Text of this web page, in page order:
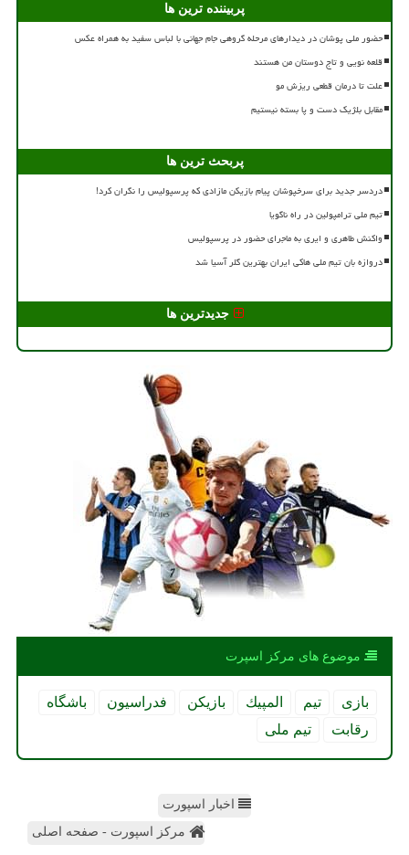
پربیننده ترین ها
حضور ملی پوشان در دیدارهای مرحله گروهی جام جهانی با لباس سفید به همراه عکس
قلعه نویی و تاج دوستان من هستند
علت تا درمان قطعی ریزش مو
مقابل بلژیک دست و پا بسته نیستیم
پربحث ترین ها
دردسر جدید برای سرخپوشان پیام بازیکن مازادی که پرسپولیس را نگران کرد!
تیم ملی ترامپولین در راه ناگویا
واکنش طاهری و ایری به ماجرای حضور در پرسپولیس
دروازه بان تیم ملی هاکی ایران بهترین گلر آسیا شد
جدیدترین ها
موضوع های مركز اسپرت
بازی تیم المپیك بازیكن فدراسیون
باشگاه
رقابت
تیم ملی
اخبار اسپورت
مرکز اسپورت - صفحه اصلی